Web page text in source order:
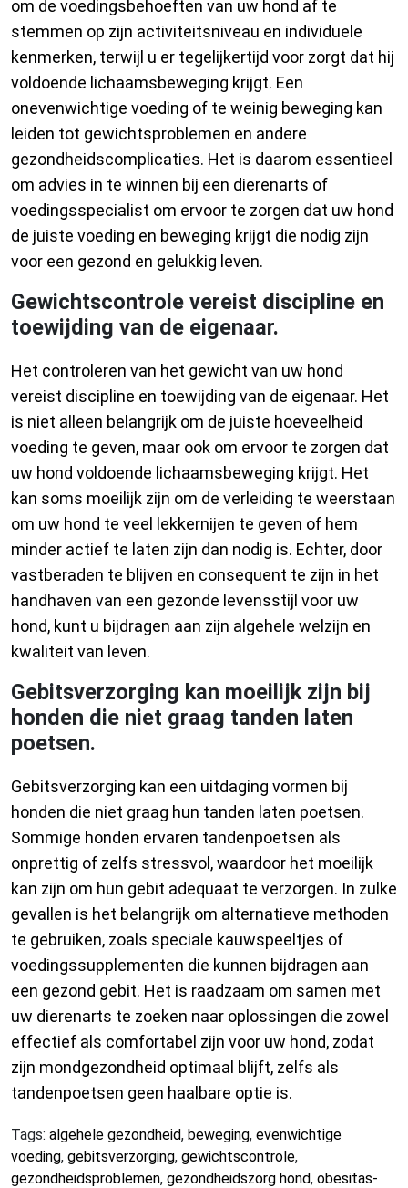
om de voedingsbehoeften van uw hond af te
stemmen op zijn activiteitsniveau en individuele
kenmerken, terwijl u er tegelijkertijd voor zorgt dat hij
voldoende lichaamsbeweging krijgt. Een
onevenwichtige voeding of te weinig beweging kan
leiden tot gewichtsproblemen en andere
gezondheidscomplicaties. Het is daarom essentieel
om advies in te winnen bij een dierenarts of
voedingsspecialist om ervoor te zorgen dat uw hond
de juiste voeding en beweging krijgt die nodig zijn
voor een gezond en gelukkig leven.
Gewichtscontrole vereist discipline en
toewijding van de eigenaar.
Het controleren van het gewicht van uw hond
vereist discipline en toewijding van de eigenaar. Het
is niet alleen belangrijk om de juiste hoeveelheid
voeding te geven, maar ook om ervoor te zorgen dat
uw hond voldoende lichaamsbeweging krijgt. Het
kan soms moeilijk zijn om de verleiding te weerstaan
om uw hond te veel lekkernijen te geven of hem
minder actief te laten zijn dan nodig is. Echter, door
vastberaden te blijven en consequent te zijn in het
handhaven van een gezonde levensstijl voor uw
hond, kunt u bijdragen aan zijn algehele welzijn en
kwaliteit van leven.
Gebitsverzorging kan moeilijk zijn bij
honden die niet graag tanden laten
poetsen.
Gebitsverzorging kan een uitdaging vormen bij
honden die niet graag hun tanden laten poetsen.
Sommige honden ervaren tandenpoetsen als
onprettig of zelfs stressvol, waardoor het moeilijk
kan zijn om hun gebit adequaat te verzorgen. In zulke
gevallen is het belangrijk om alternatieve methoden
te gebruiken, zoals speciale kauwspeeltjes of
voedingssupplementen die kunnen bijdragen aan
een gezond gebit. Het is raadzaam om samen met
uw dierenarts te zoeken naar oplossingen die zowel
effectief als comfortabel zijn voor uw hond, zodat
zijn mondgezondheid optimaal blijft, zelfs als
tandenpoetsen geen haalbare optie is.
Tags: algehele gezondheid, beweging, evenwichtige
voeding, gebitsverzorging, gewichtscontrole,
gezondheidsproblemen, gezondheidszorg hond, obesitas-